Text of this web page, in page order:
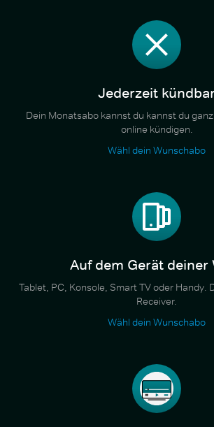
Jederzeit
Dein Monatsabo kannst du kannst du
online kündigen.
Wähl dein Wunschabo
Auf dem Gerät deiner
Tablet, PC, Konsole, Smart TV oder Handy.
Receiver.
Wähl dein Wunschabo